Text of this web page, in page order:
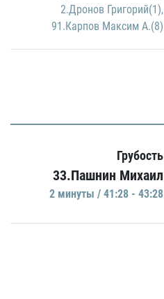
2.Дронов Григорий(1),
91.Карпов Максим А.(8)
Грубость
33.Пашнин Михаил
2 минуты / 41:28 - 43:28